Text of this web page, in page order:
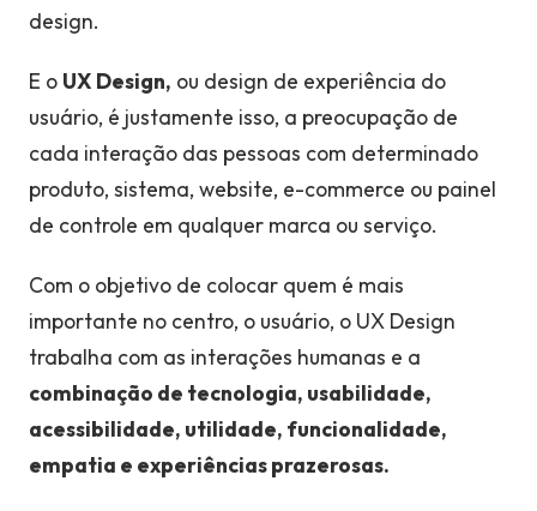
design.
E o UX Design, ou design de experiência do
usuário, é justamente isso, a preocupação de
cada interação das pessoas com determinado
produto, sistema, website, e-commerce ou painel
de controle em qualquer marca ou serviço.
Com o objetivo de colocar quem é mais
importante no centro, o usuário, o UX Design
trabalha com as interações humanas e a
combinação de tecnologia, usabilidade,
acessibilidade, utilidade, funcionalidade,
empatia e experiências prazerosas.